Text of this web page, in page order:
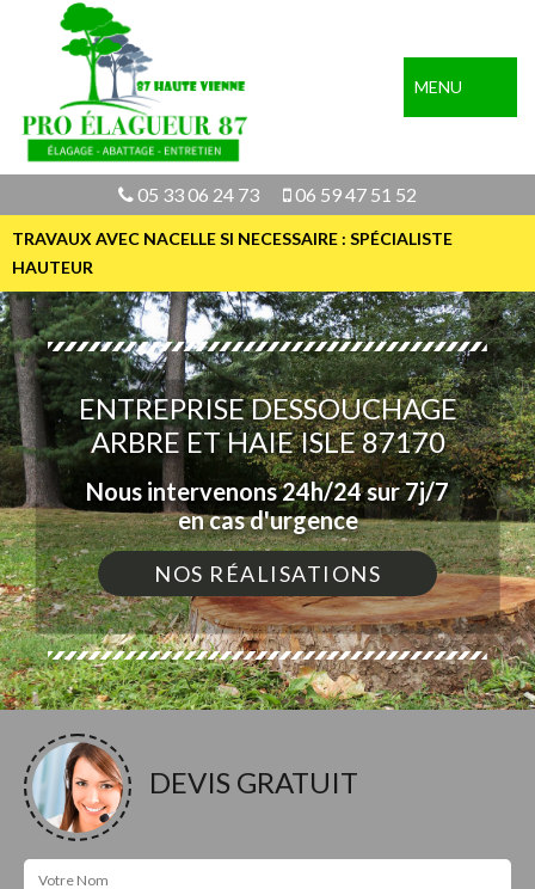
MENU
05 33 06 24 73 06 59 47 51 52
TRAVAUX AVEC NACELLE SI NECESSAIRE : SPÉCIALISTE
HAUTEUR
ENTREPRISE DESSOUCHAGE
ARBRE ET HAIE ISLE 87170
Nous intervenons 24h/24 sur 7j/7
en cas d'urgence
NOS RÉALISATIONS
DEVIS GRATUIT